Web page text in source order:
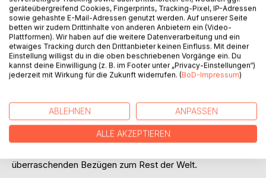
BESCHREIBUNG
Das andere Mecklenburg-Vorpommern ist das unbekannte
und geheimnisvolle, skurrile, missverständliche und
irritierende. Augenzwinkernd und sorgfältig recherchiert
überraschenden Bezügen zum Rest der Welt.
geräteübergreifend Cookies, Fingerprints, Tracking-Pixel, IP-Adressen
sowie gehashte E-Mail-Adressen genutzt werden. Auf unserer Seite
betten wir zudem Drittinhalte von anderen Anbietern ein (Video-
Plattformen). Wir haben auf die weitere Datenverarbeitung und ein
etwaiges Tracking durch den Drittanbieter keinen Einfluss. Mit deiner
Einstellung willigst du in die oben beschriebenen Vorgänge ein. Du
kannst deine Einwilligung (z. B. im Footer unter „Privacy-Einstellungen“)
jederzeit mit Wirkung für die Zukunft widerrufen. (BoD-Impressum)
ABLEHNEN ANPASSEN
ALLE AKZEPTIEREN